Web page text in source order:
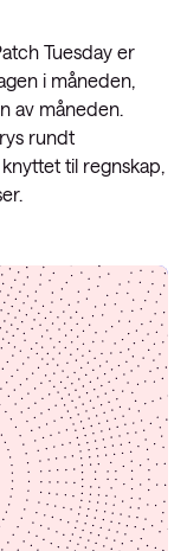
Tuesday er
i måneden,
av måneden.
rundt
til regnskap,